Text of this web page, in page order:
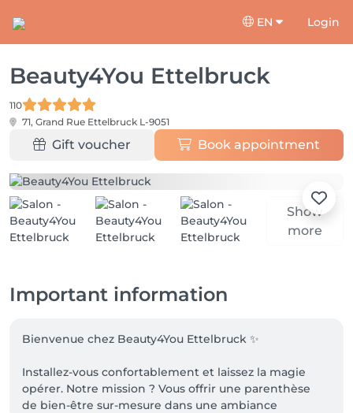
EN Login
Beauty4You Ettelbruck
110
71, Grand Rue Ettelbruck L-9051
Gift voucher Book appointment
Show
more
Important information
Bienvenue chez Beauty4You Ettelbruck ✨
Installez-vous confortablement et laissez la magie
opérer. Notre mission ? Vous offrir une parenthèse
de bien-être sur-mesure dans une ambiance